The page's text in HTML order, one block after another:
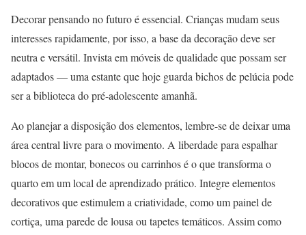
Decorar pensando no futuro é essencial. Crianças mudam seus
interesses rapidamente, por isso, a base da decoração deve ser
neutra e versátil. Invista em móveis de qualidade que possam ser
adaptados — uma estante que hoje guarda bichos de pelúcia pode
ser a biblioteca do pré-adolescente amanhã.
Ao planejar a disposição dos elementos, lembre-se de deixar uma
área central livre para o movimento. A liberdade para espalhar
blocos de montar, bonecos ou carrinhos é o que transforma o
quarto em um local de aprendizado prático. Integre elementos
decorativos que estimulem a criatividade, como um painel de
cortiça, uma parede de lousa ou tapetes temáticos. Assim como